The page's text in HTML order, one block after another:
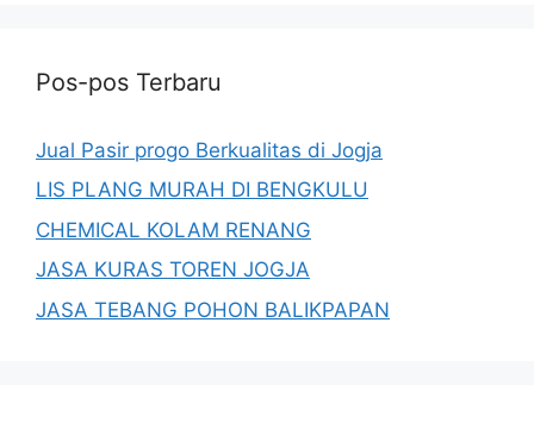
Pos-pos Terbaru
Jual Pasir progo Berkualitas di Jogja
LIS PLANG MURAH DI BENGKULU
CHEMICAL KOLAM RENANG
JASA KURAS TOREN JOGJA
JASA TEBANG POHON BALIKPAPAN